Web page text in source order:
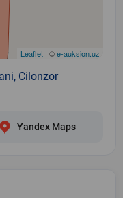
Leaflet | ©e-auksion.uz
Cilonzor
Yandex Maps